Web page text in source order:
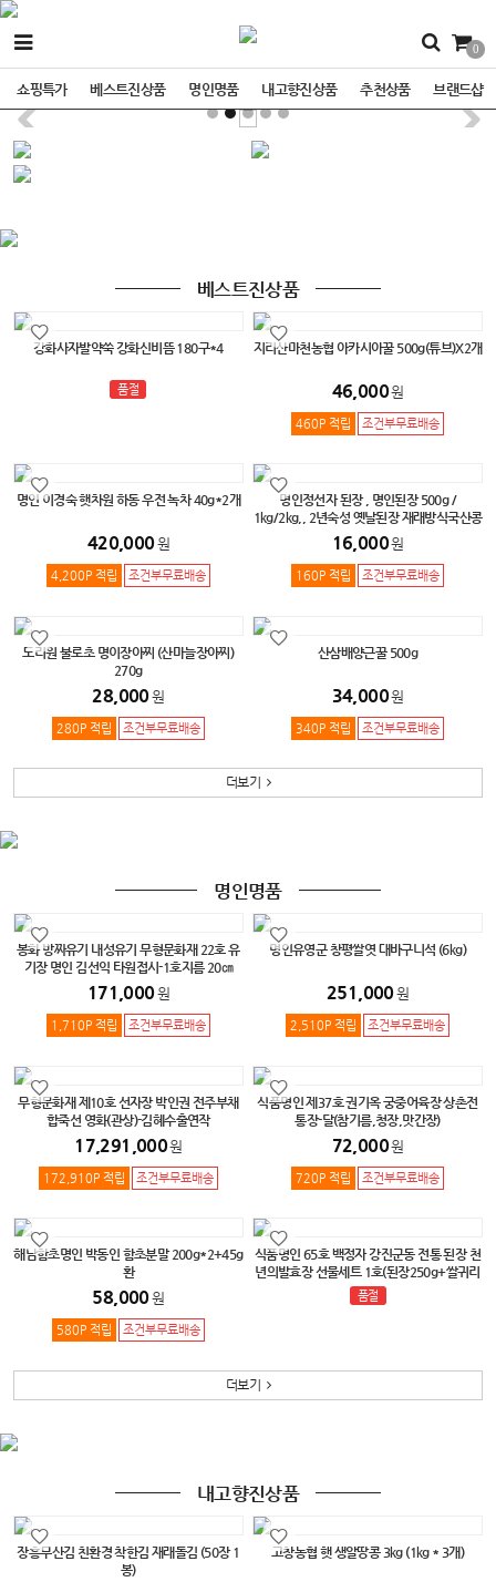
0
쇼핑특가 베스트진상품 명인명품 내고향진상품 추천상품 브랜드샵
베스트진상품
강화사자발약쑥 강화신비뜸 180구*4
품절
지리산마천농협 아카시아꿀 500g(튜브)X2개
46,000원
460P 적립 조건부무료배송
명인 이경숙 햇차원 하동 우전 녹차 40g*2개
420,000원
4,200P 적립 조건부무료배송
명인정선자 된장 , 명인된장 500g /
1kg/2kg,, 2년숙성 옛날된장 재래방식국산콩
된장 더덕고추장500g,마늘고추장500g
16,000원
160P 적립 조건부무료배송
도리원 불로초 명이장아찌 (산마늘장아찌)
270g
28,000원
280P 적립 조건부무료배송
산삼배양근꿀 500g
34,000원
340P 적립 조건부무료배송
더보기
명인명품
봉화 방짜유기 내성유기 무형문화재 22호 유
기장 명인 김선익 타원접시-1호지름 20㎝
171,000원
1,710P 적립 조건부무료배송
명인유영군 창평쌀엿 대바구니석 (6kg)
251,000원
2,510P 적립 조건부무료배송
무형문화재 제10호 선자장 박인권 전주부채
합죽선 영화(관상)-김혜수출연작
17,291,000원
172,910P 적립 조건부무료배송
식품명인 제37호 권기옥 궁중어육장 상촌전
통장-달(참기름,청장,맛간장)
72,000원
720P 적립 조건부무료배송
해남함초명인 박동인 함초분말 200g*2+45g
환
58,000원
580P 적립 조건부무료배송
식품명인 65호 백정자 강진군동 전통 된장 천
년의발효장 선물세트 1호(된장250g+쌀귀리
고추장250g+청국장분말125g)
품절
더보기
내고향진상품
장흥무산김 친환경 착한김 재래돌김 (50장 1
봉)
고창농협 햇 생알땅콩 3kg (1kg * 3개)